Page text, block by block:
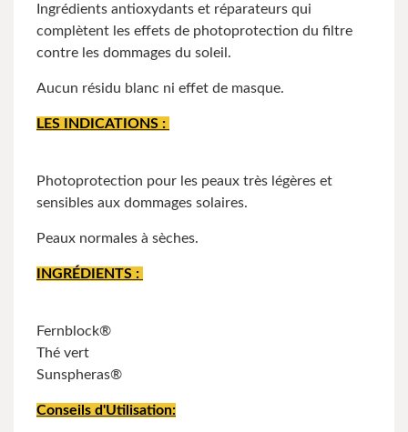
Ingrédients antioxydants et réparateurs qui
complètent les effets de photoprotection du filtre
contre les dommages du soleil.
Aucun résidu blanc ni effet de masque.
LES INDICATIONS :
Photoprotection pour les peaux très légères et
sensibles aux dommages solaires.
Peaux normales à sèches.
INGRÉDIENTS :
Fernblock®
Thé vert
Sunspheras®
Conseils d'Utilisation: